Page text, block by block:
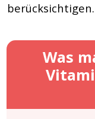
berücksichtigen.
Was